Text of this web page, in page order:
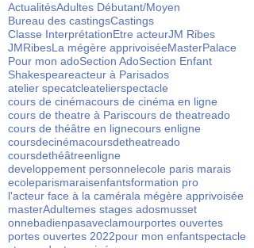
ActualitésAdultes Débutant/Moyen
Bureau des castingsCastings
Classe InterprétationEtre acteurJM Ribes
JMRibesLa mégère apprivoiséeMasterPalace
Pour mon adoSection AdoSection Enfant
Shakespeareacteur à Parisados
atelier specatcleatelierspectacle
cours de cinémacours de cinéma en ligne
cours de theatre à Pariscours de theatreado
cours de théâtre en lignecours enligne
coursdecinémacoursdetheatreado
coursdethéâtreenligne
developpement personnelecole paris marais
ecoleparismaraisenfantsformation pro
l'acteur face à la camérala mégère apprivoisée
masterAdultemes stages adosmusset
onnebadienpasaveclamourportes ouvertes
portes ouvertes 2022pour mon enfantspectacle